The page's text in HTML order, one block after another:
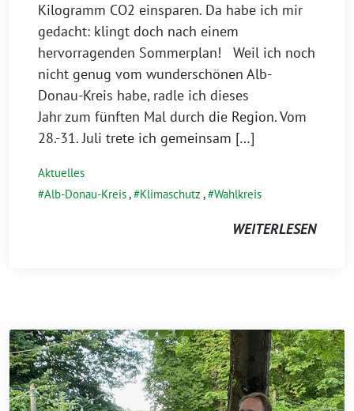
Kilogramm CO2 einsparen. Da habe ich mir
gedacht: klingt doch nach einem
hervorragenden Sommerplan! Weil ich noch
nicht genug vom wunderschönen Alb-
Donau-Kreis habe, radle ich dieses
Jahr zum fünften Mal durch die Region. Vom
28.-31. Juli trete ich gemeinsam […]
Aktuelles
Alb-Donau-Kreis, Klimaschutz , Wahlkreis
WEITERLESEN